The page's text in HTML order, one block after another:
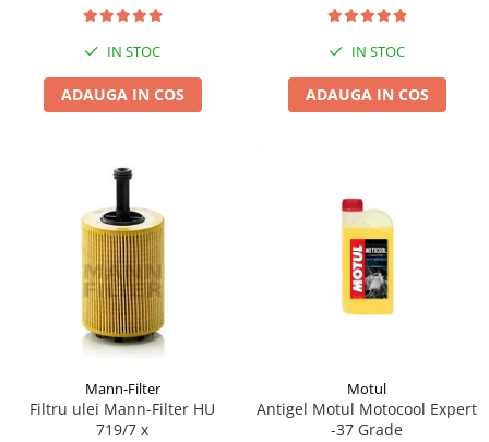
IN STOC
ADAUGA IN COS
IN STOC
ADAUGA IN COS
Mann-Filter
Filtru ulei Mann-Filter HU
719/7 x
Motul
Antigel Motul Motocool Expert
-37 Grade